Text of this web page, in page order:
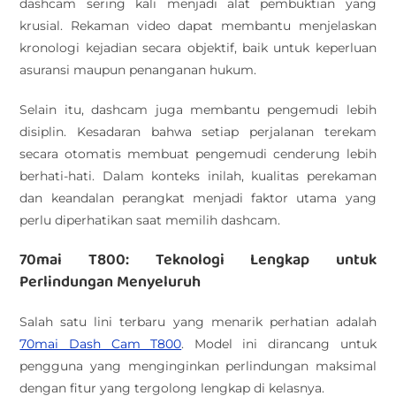
dashcam sering kali menjadi alat pembuktian yang
krusial. Rekaman video dapat membantu menjelaskan
kronologi kejadian secara objektif, baik untuk keperluan
asuransi maupun penanganan hukum.
Selain itu, dashcam juga membantu pengemudi lebih
disiplin. Kesadaran bahwa setiap perjalanan terekam
secara otomatis membuat pengemudi cenderung lebih
berhati-hati. Dalam konteks inilah, kualitas perekaman
dan keandalan perangkat menjadi faktor utama yang
perlu diperhatikan saat memilih dashcam.
70mai T800: Teknologi Lengkap untuk
Perlindungan Menyeluruh
Salah satu lini terbaru yang menarik perhatian adalah
70mai Dash Cam T800. Model ini dirancang untuk
pengguna yang menginginkan perlindungan maksimal
dengan fitur yang tergolong lengkap di kelasnya.